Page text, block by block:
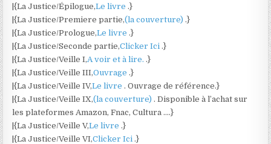
|{La Justice/Épilogue,Le livre.}
|{La Justice/Premiere partie,(la couverture).}
|{La Justice/Prologue,Le livre.}
|{La Justice/Seconde partie,Clicker Ici.}
|{La Justice/Veille I,A voir et à lire..}
|{La Justice/Veille III,Ouvrage.}
|{La Justice/Veille IV,Le livre. Ouvrage de référence.}
|{La Justice/Veille IX,(la couverture). Disponible à l’achat sur
les plateformes Amazon, Fnac, Cultura ….}
|{La Justice/Veille V,Le livre.}
|{La Justice/Veille VI,Clicker Ici.}